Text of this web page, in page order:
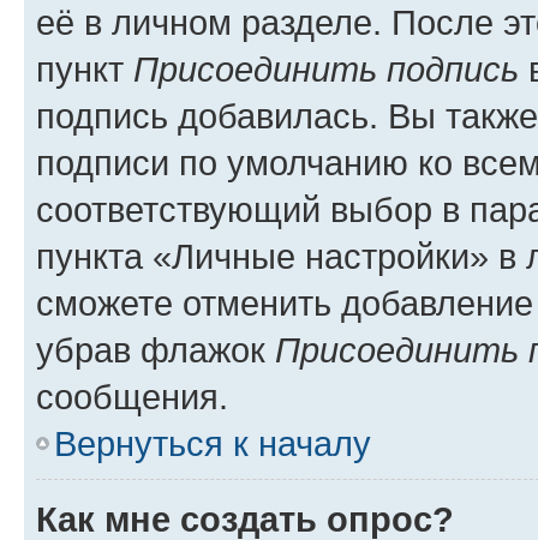
её в личном разделе. После
пункт Присоединить подпись
подпись добавилась. Вы
подписи по умолчанию ко
соответствующий выбор в
пункта «Личные настройки»
сможете отменить
убрав флажок Присоединить
сообщения.
Вернуться к началу
Как мне создать опрос?